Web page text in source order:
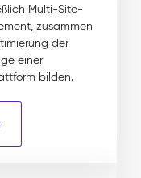
Multi-Site-
zusammen
der
einer
bilden.